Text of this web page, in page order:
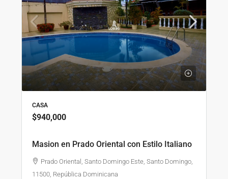
CASA
$940,000
Masion en Prado Oriental con Estilo Italiano
Prado Oriental, Santo Domingo Este, Santo Domingo,
11500, República Dominicana